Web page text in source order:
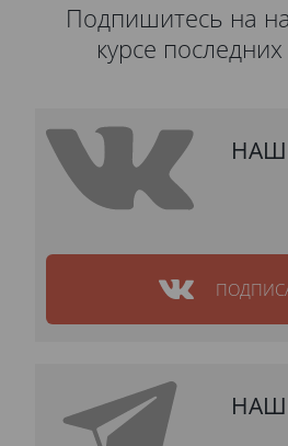
Подпишитесь на
курсе